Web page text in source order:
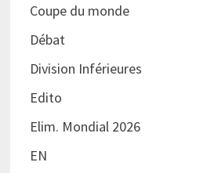
Coupe du monde
Débat
Division Inférieures
Edito
Elim. Mondial 2026
EN